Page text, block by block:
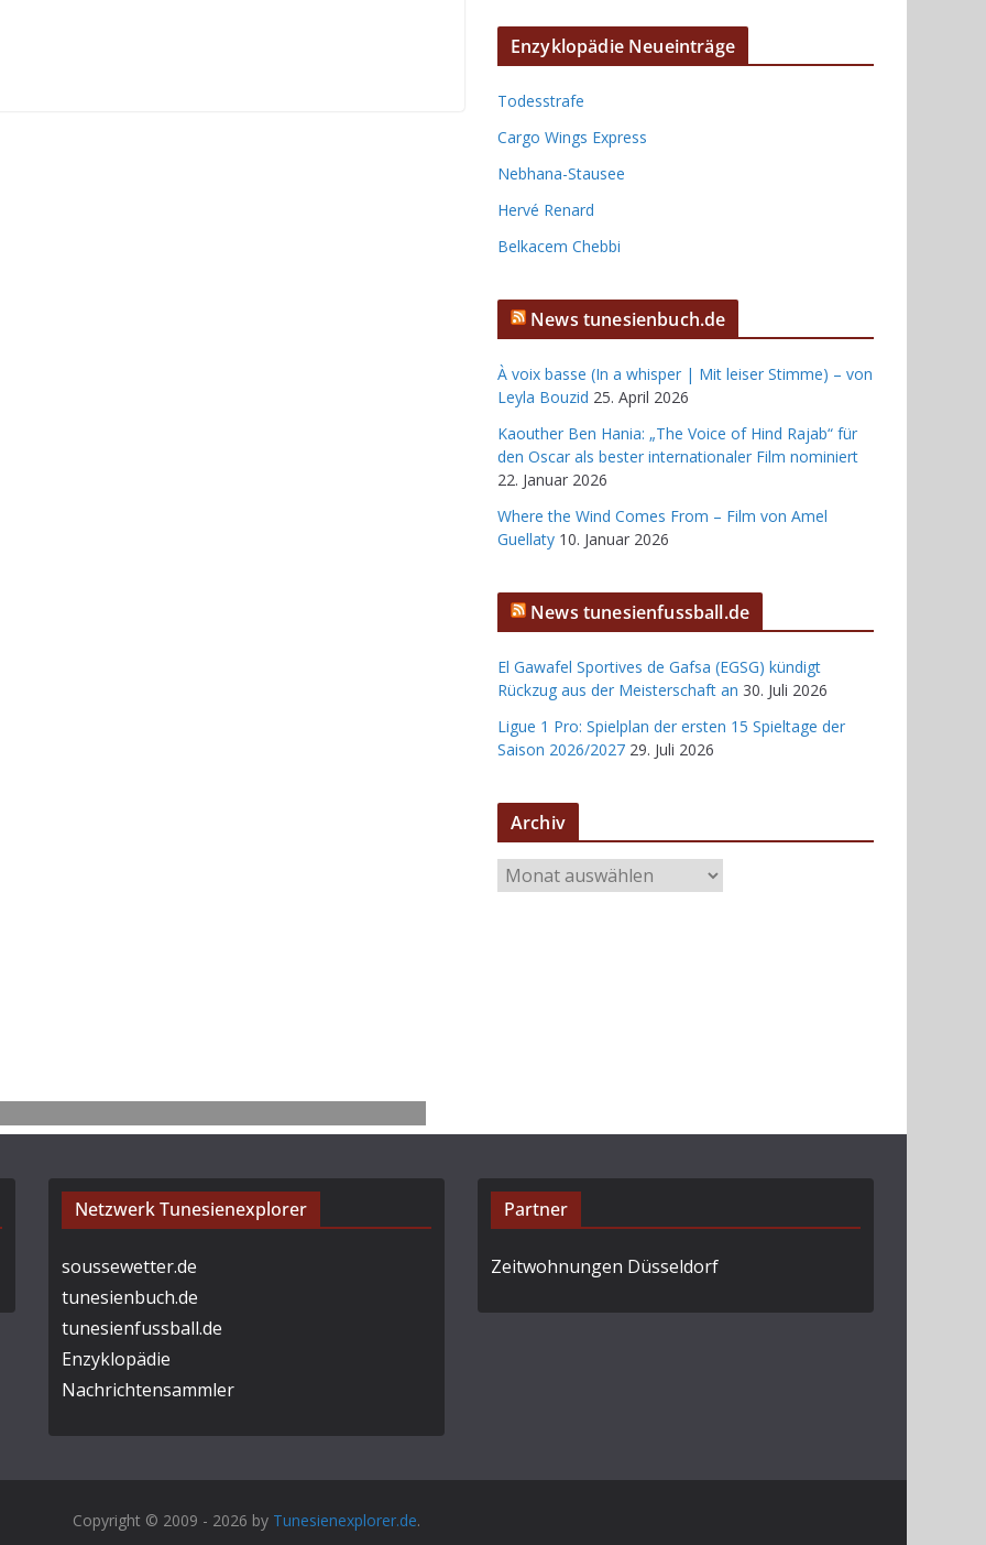
Enzyklopädie Neueinträge
Todesstrafe
Cargo Wings Express
Nebhana-Stausee
Hervé Renard
Belkacem Chebbi
News tunesienbuch.de
À voix basse (In a whisper | Mit leiser Stimme) – von
Leyla Bouzid 25. April 2026
Kaouther Ben Hania: „The Voice of Hind Rajab“ für
den Oscar als bester internationaler Film nominiert
22. Januar 2026
Where the Wind Comes From – Film von Amel
Guellaty 10. Januar 2026
News tunesienfussball.de
El Gawafel Sportives de Gafsa (EGSG) kündigt
Rückzug aus der Meisterschaft an 30. Juli 2026
Ligue 1 Pro: Spielplan der ersten 15 Spieltage der
Saison 2026/2027 29. Juli 2026
Archiv
r
Netzwerk Tunesienexplorer
soussewetter.de
tunesienbuch.de
tunesienfussball.de
Enzyklopädie
Nachrichtensammler
Partner
Zeitwohnungen Düsseldorf
Copyright © 2009 - 2026 by Tunesienexplorer.de.